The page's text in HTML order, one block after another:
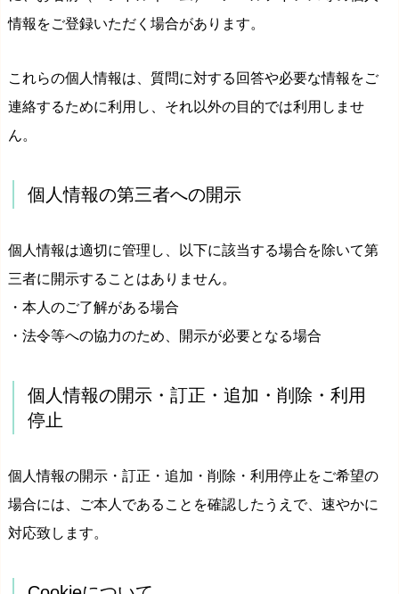
情報をご登録いただく場合があります。
これらの個人情報は、質問に対する回答や必要な情報をご
連絡するために利用し、それ以外の目的では利用しませ
ん。
個人情報の第三者への開示
個人情報は適切に管理し、以下に該当する場合を除いて第
三者に開示することはありません。
・本人のご了解がある場合
・法令等への協力のため、開示が必要となる場合
個人情報の開示・訂正・追加・削除・利用
停止
個人情報の開示・訂正・追加・削除・利用停止をご希望の
場合には、ご本人であることを確認したうえで、速やかに
対応致します。